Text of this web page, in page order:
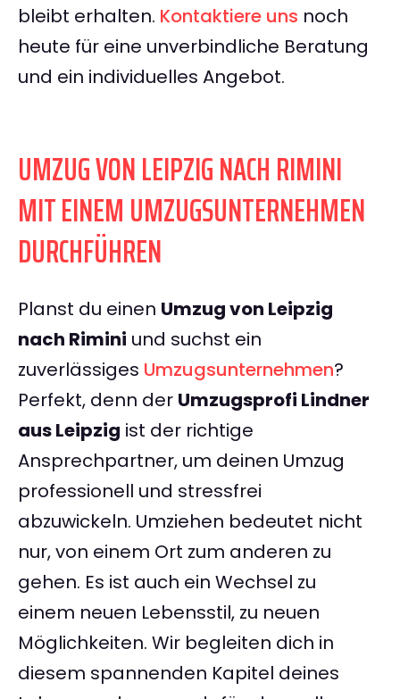
bleibt erhalten. Kontaktiere uns noch
heute für eine unverbindliche Beratung
und ein individuelles Angebot.
UMZUG VON LEIPZIG NACH RIMINI
MIT EINEM UMZUGSUNTERNEHMEN
DURCHFÜHREN
Planst du einen Umzug von Leipzig
nach Rimini und suchst ein
zuverlässiges Umzugsunternehmen?
Perfekt, denn der Umzugsprofi Lindner
aus Leipzig ist der richtige
Ansprechpartner, um deinen Umzug
professionell und stressfrei
abzuwickeln. Umziehen bedeutet nicht
nur, von einem Ort zum anderen zu
gehen. Es ist auch ein Wechsel zu
einem neuen Lebensstil, zu neuen
Möglichkeiten. Wir begleiten dich in
diesem spannenden Kapitel deines